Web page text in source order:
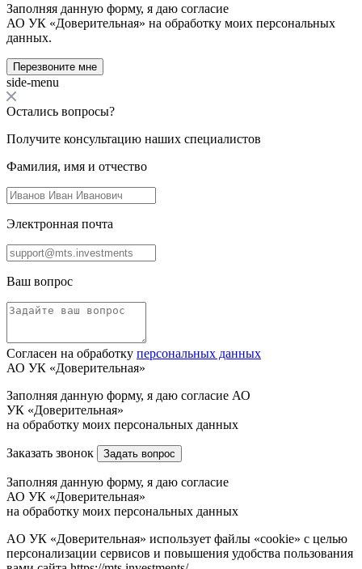
Заполняя данную форму, я даю согласие
АО УК «Доверительная» на обработку моих персональных
данных.
Перезвоните мне
side-menu
Остались вопросы?
Получите консультацию наших специалистов
Фамилия, имя и отчество
Электронная почта
Ваш вопрос
Согласен на обработку персональных данных
АО УК «Доверительная»
Заполняя данную форму, я даю согласие АО
УК «Доверительная»
на обработку моих персональных данных
Заказать звонок Задать вопрос
Заполняя данную форму, я даю согласие
АО УК «Доверительная»
на обработку моих персональных данных
AO УК «Доверительная» использует файлы «cookie» с целью
персонализации сервисов и повышения удобства пользования